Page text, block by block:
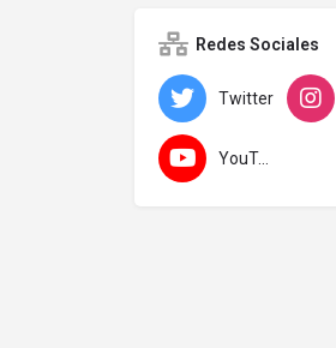
Redes Sociales
Twitter
YouTube